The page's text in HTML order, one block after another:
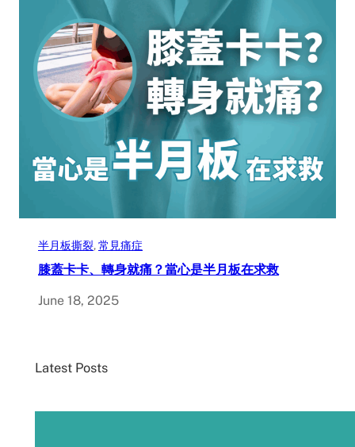
半月板撕裂, 常見痛症
膝蓋卡卡、轉身就痛？當心是半月板在求救
June 18, 2025
Latest Posts